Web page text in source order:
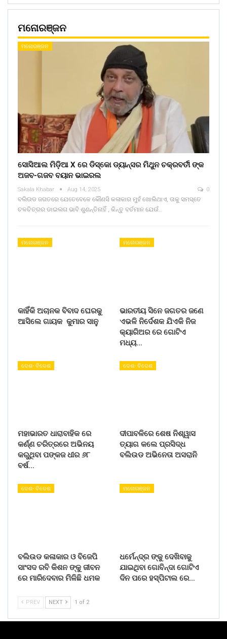
ମନୋରଞ୍ଜନ
ମନୋରଞ୍ଜନ
ସୋସିଆଲ ମିଡ଼ିଆ X ରେ ଡିସ୍କୋ ଡ୍ୟାନ୍ସର ମିଥୁନ ଚକ୍ରବର୍ତୀ ଙ୍କ
ଅଜବ-ଗଜବ ବୟାନ ଭାଇରଲ
Sakala Khabar Aug 14, 2025 0
ବଲିଉଡ ଜଗତରେ ଯେତେବେଳେ କୌଣସି କଳାକାର ମୁହଁ ଖୋଲିଥାଏ, ତାକୁ ସମସ୍ତେ
ଚଳଚିତ୍ରର ଡାଇଲଗ ଭାବି ଶୁଣନ୍ତିନାହିଁ , କିନ୍ତୁ ବର୍ତମାନ ଯେଉଁ…
ମନୋରଞ୍ଜନ
କାହିଁକି ଅଚାନକ ବିବାଦ ଘେରକୁ
ଆସିଲେ ଗାୟକ କୁମାର ସାନୁ
ମନୋରଞ୍ଜନ
ଭାରତୀୟ ସିନେ ଜଗତର ଜଣେ
ଏଭଳି ନିର୍ଦେଶକ ଯିଏକି ନିଜ
କ୍ୟାରିଅର ରେ ଗୋଟିଏ
ମଧ୍ୟ…
ଦେଶ- ବିଦେଶ
ମହାଭାରତ ଧାରାବାହିକ ରେ
କର୍ଣ୍ଣ ଚରିତ୍ରରେ ଅଭିନୟ
କରୁଥିବା ପଙ୍କଜ ଧୀର ୬୮
ବର୍ଷ…
ଦେଶ- ବିଦେଶ
ଦୀପାବଳିରେ ଶେଷ ନିଶ୍ୱାସ
ତ୍ୟାଗ କଲେ ପ୍ରସିଦ୍ଧ
ବଲିଉଡ ଅଭିନେତା ଅସରାନି
ଦେଶ- ବିଦେଶ
ବଲିଉଡ କଳାକାର ଓ ବିଜେପି
ସାଂସଦ ରବି କିଶନ ଙ୍କୁ ଜୀବନ
ରେ ମାରିଦେବାର ମିଳିଛି ଧମକ
ମନୋରଞ୍ଜନ
ଧର୍ମେନ୍ଦ୍ର ଙ୍କୁ ଦେଖିବାକୁ
ଯାଇଥିବା ଗୋବିନ୍ଦା ଗୋଟିଏ
ଦିନ ପରେ ହସ୍ପିଟାଲ ରେ…
PREV NEXT 1 of 2